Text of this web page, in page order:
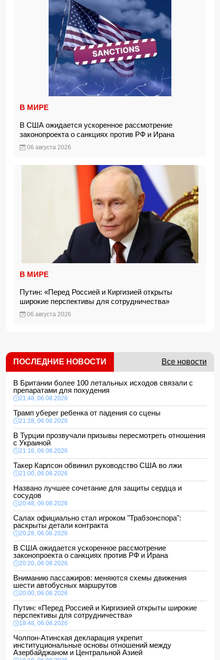
В МИРЕ
В США ожидается ускоренное рассмотрение
законопроекта о санкциях против РФ и Ирана
06 августа 2026
В МИРЕ
Путин: «Перед Россией и Киргизией открыты
широкие перспективы для сотрудничества»
06 августа 2026
ПОСЛЕДНИЕ НОВОСТИ Все новости
В Британии более 100 летальных исходов связали с
препаратами для похудения
21:48, 06.08.2026
Трамп уберег ребенка от падения со сцены
21:28, 06.08.2026
В Турции прозвучали призывы пересмотреть отношения
с Украиной
21:16, 06.08.2026
Такер Карлсон обвинил руководство США во лжи
21:00, 06.08.2026
Названо лучшее сочетание для защиты сердца и
сосудов
20:48, 06.08.2026
Салах официально стал игроком "Трабзонспора":
раскрыты детали контракта
20:28, 06.08.2026
В США ожидается ускоренное рассмотрение
законопроекта о санкциях против РФ и Ирана
20:20, 06.08.2026
Вниманию пассажиров: меняются схемы движения
шести автобусных маршрутов
20:00, 06.08.2026
Путин: «Перед Россией и Киргизией открыты широкие
перспективы для сотрудничества»
18:48, 06.08.2026
Чолпон-Атинская декларация укрепит
институциональные основы отношений между
Азербайджаном и Центральной Азией